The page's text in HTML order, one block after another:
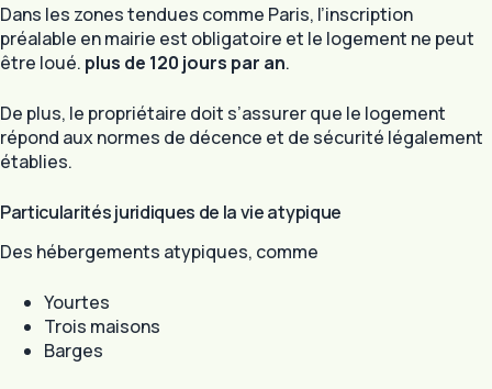
Dans les zones tendues comme Paris, l’inscription
préalable en mairie est obligatoire et le logement ne peut
être loué. plus de 120 jours par an.
De plus, le propriétaire doit s’assurer que le logement
répond aux normes de décence et de sécurité légalement
établies.
Particularités juridiques de la vie atypique
Des hébergements atypiques, comme
Yourtes
Trois maisons
Barges